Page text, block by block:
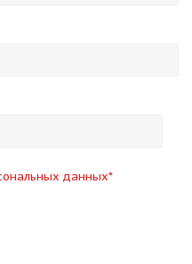
данных*